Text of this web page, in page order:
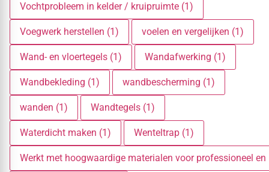
Vochtprobleem in kelder / kruipruimte (1)
Voegwerk herstellen (1) voelen en vergelijken (1)
Wand- en vloertegels (1) Wandafwerking (1)
Wandbekleding (1) wandbescherming (1)
wanden (1) Wandtegels (1)
Waterdicht maken (1) Wenteltrap (1)
Werkt met hoogwaardige materialen voor professioneel